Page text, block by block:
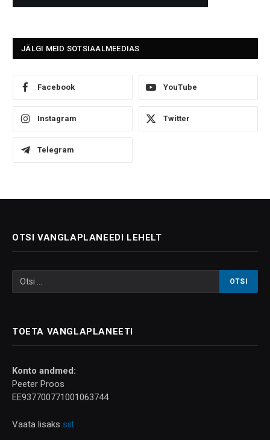
JÄLGI MEID SOTSIAALMEEDIAS
Facebook YouTube
Instagram Twitter
Telegram
OTSI VANGLAPLANEEDI LEHELT
TOETA VANGLAPLANEETI
Konto andmed:
Peeter Proos
EE937700771001063744
Vaata lisaks siit